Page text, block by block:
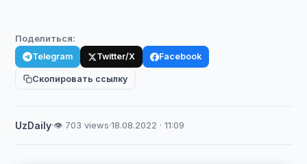
Поделиться:
Telegram Twitter/X Facebook
Скопировать ссылку
UzDaily·👁 703 views·18.08.2022 · 11:09